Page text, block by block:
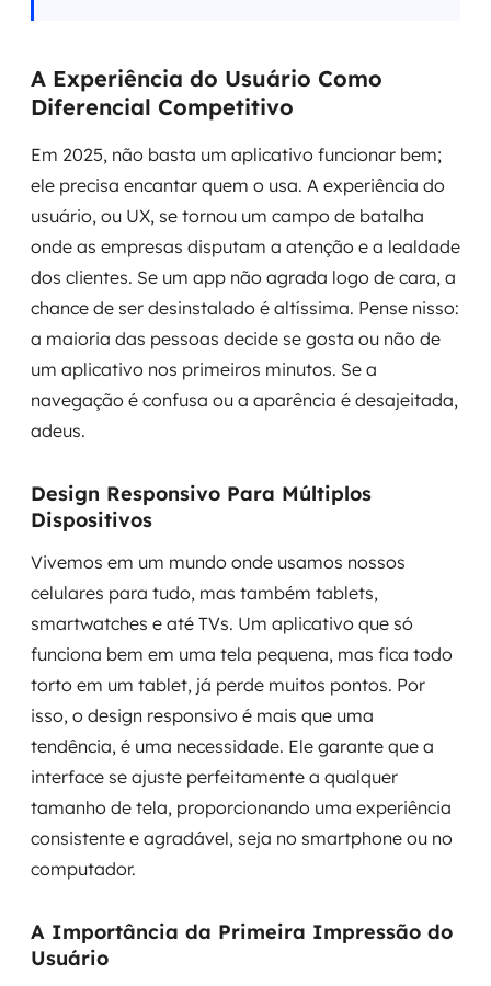
A Experiência do Usuário Como
Diferencial Competitivo
Em 2025, não basta um aplicativo funcionar bem;
ele precisa encantar quem o usa. A experiência do
usuário, ou UX, se tornou um campo de batalha
onde as empresas disputam a atenção e a lealdade
dos clientes. Se um app não agrada logo de cara, a
chance de ser desinstalado é altíssima. Pense nisso:
a maioria das pessoas decide se gosta ou não de
um aplicativo nos primeiros minutos. Se a
navegação é confusa ou a aparência é desajeitada,
adeus.
Design Responsivo Para Múltiplos
Dispositivos
Vivemos em um mundo onde usamos nossos
celulares para tudo, mas também tablets,
smartwatches e até TVs. Um aplicativo que só
funciona bem em uma tela pequena, mas fica todo
torto em um tablet, já perde muitos pontos. Por
isso, o design responsivo é mais que uma
tendência, é uma necessidade. Ele garante que a
interface se ajuste perfeitamente a qualquer
tamanho de tela, proporcionando uma experiência
consistente e agradável, seja no smartphone ou no
computador.
A Importância da Primeira Impressão do
Usuário